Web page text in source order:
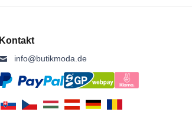
Kontakt
info@butikmoda.de